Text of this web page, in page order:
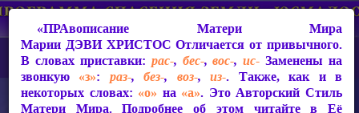
«ПРАвописание Матери Мира
Марии ДЭВИ ХРИСТОС Отличается от привычного.
В словах приставки: рас-, бес-,вос-,ис- Заменены на
звонкую «з»: раз-,без-, воз-,из-. Также, как и в
некоторых словах: «о» на «а». Это Авторский Стиль
Матери Мира. Подробнее об этом читайте в Её